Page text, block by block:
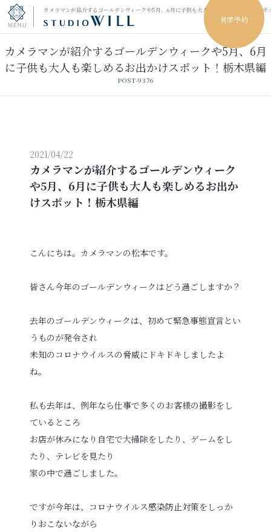
カメラマンが紹介するゴールデンウィークや5月、6月に子供も大人も楽しめるお出かけス
見学予約
トップページ
ウェディングフォト
振袖レンタル 卒業袴レンタル
その他の撮影
プロフィールフォト 婚活写真
証明写真 シニア・還暦写真
見学予約
カメラマンが紹介するゴールデンウィークや5月、6月
に子供も大人も楽しめるお出かけスポット！栃木県編
POST-9376
2021/04/22
カメラマンが紹介するゴールデンウィーク
や5月、6月に子供も大人も楽しめるお出か
けスポット！栃木県編
こんにちは。カメラマンの松本です。
皆さん今年のゴールデンウィークはどう過ごしますか？
去年のゴールデンウィークは、初めて緊急事態宣言とい
うものが発令され
未知のコロナウイルスの脅威にドキドキしましたよ
ね。
私も去年は、例年なら仕事で多くのお客様の撮影をし
ているところ
お店が休みになり自宅で大掃除をしたり、ゲームをし
たり、テレビを見たり
家の中で過ごしました。
ですが今年は、コロナウイルス感染防止対策をしっか
りおこないながら